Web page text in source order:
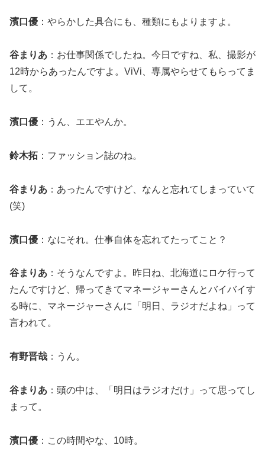
濱口優 ：やらかした具合にも、種類にもよりますよ。
谷まりあ ：お仕事関係でしたね。今日ですね、私、撮影が
12時からあったんですよ。ViVi、専属やらせてもらってま
して。
濱口優 ：うん、エエやんか。
鈴木拓 ：ファッション誌のね。
谷まりあ ：あったんですけど、なんと忘れてしまっていて
(笑)
濱口優 ：なにそれ。仕事自体を忘れてたってこと？
谷まりあ ：そうなんですよ。昨日ね、北海道にロケ行って
たんですけど、帰ってきてマネージャーさんとバイバイす
る時に、マネージャーさんに「明日、ラジオだよね」って
言われて。
有野晋哉 ：うん。
谷まりあ ：頭の中は、「明日はラジオだけ」って思ってし
まって。
濱口優 ：この時間やな、10時。